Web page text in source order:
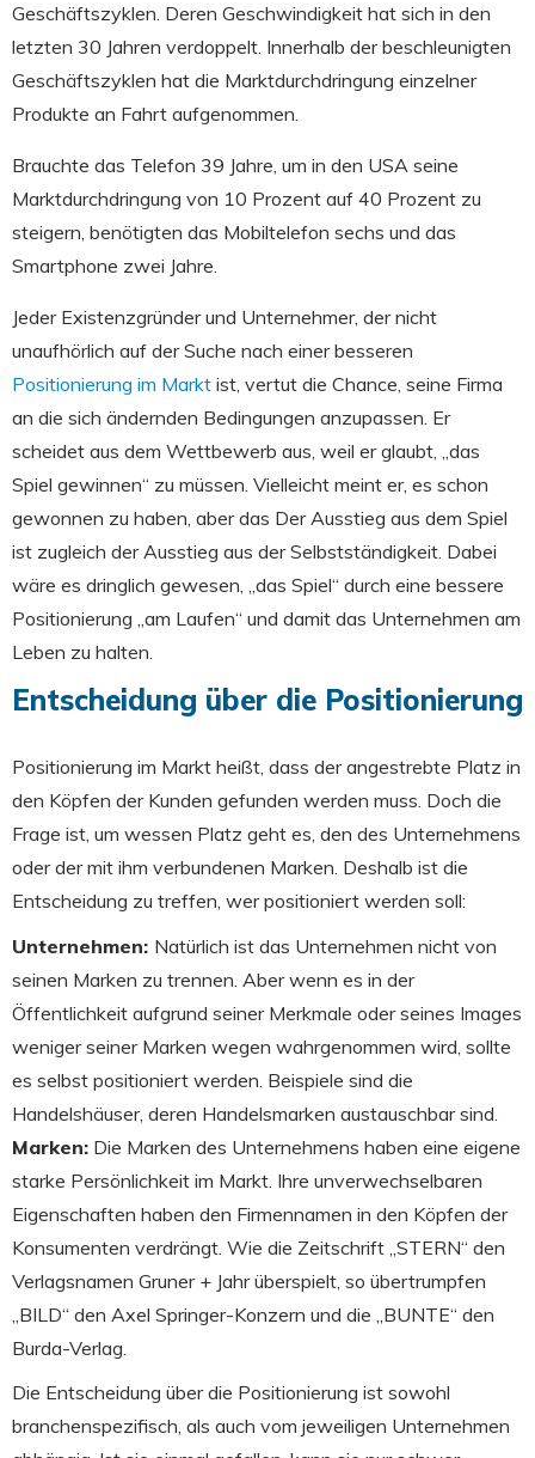
Geschäftszyklen. Deren Geschwindigkeit hat sich in den
letzten 30 Jahren verdoppelt. Innerhalb der beschleunigten
Geschäftszyklen hat die Marktdurchdringung einzelner
Produkte an Fahrt aufgenommen.
Brauchte das Telefon 39 Jahre, um in den USA seine
Marktdurchdringung von 10 Prozent auf 40 Prozent zu
steigern, benötigten das Mobiltelefon sechs und das
Smartphone zwei Jahre.
Jeder Existenzgründer und Unternehmer, der nicht
unaufhörlich auf der Suche nach einer besseren
Positionierung im Markt ist, vertut die Chance, seine Firma
an die sich ändernden Bedingungen anzupassen. Er
scheidet aus dem Wettbewerb aus, weil er glaubt, „das
Spiel gewinnen“ zu müssen. Vielleicht meint er, es schon
gewonnen zu haben, aber das Der Ausstieg aus dem Spiel
ist zugleich der Ausstieg aus der Selbstständigkeit. Dabei
wäre es dringlich gewesen, „das Spiel“ durch eine bessere
Positionierung „am Laufen“ und damit das Unternehmen am
Leben zu halten.
Entscheidung über die Positionierung
Positionierung im Markt heißt, dass der angestrebte Platz in
den Köpfen der Kunden gefunden werden muss. Doch die
Frage ist, um wessen Platz geht es, den des Unternehmens
oder der mit ihm verbundenen Marken. Deshalb ist die
Entscheidung zu treffen, wer positioniert werden soll:
Unternehmen: Natürlich ist das Unternehmen nicht von
seinen Marken zu trennen. Aber wenn es in der
Öffentlichkeit aufgrund seiner Merkmale oder seines Images
weniger seiner Marken wegen wahrgenommen wird, sollte
es selbst positioniert werden. Beispiele sind die
Handelshäuser, deren Handelsmarken austauschbar sind.
Marken: Die Marken des Unternehmens haben eine eigene
starke Persönlichkeit im Markt. Ihre unverwechselbaren
Eigenschaften haben den Firmennamen in den Köpfen der
Konsumenten verdrängt. Wie die Zeitschrift „STERN“ den
Verlagsnamen Gruner + Jahr überspielt, so übertrumpfen
„BILD“ den Axel Springer-Konzern und die „BUNTE“ den
Burda-Verlag.
Die Entscheidung über die Positionierung ist sowohl
branchenspezifisch, als auch vom jeweiligen Unternehmen